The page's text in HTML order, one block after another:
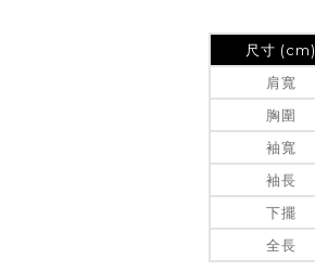
尺寸 (cm)
肩寬
胸圍
袖寬
袖長
下擺
全長